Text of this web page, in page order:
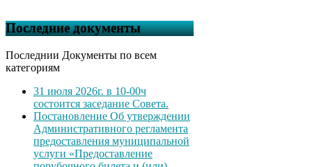
Последние документы
Последнии Документы по всем
категориям
31 июля 2026г. в 10-00ч
состоится заседание Совета.
Постановление Об утверждении
Административного регламента
предоставления муниципальной
услуги «Предоставление